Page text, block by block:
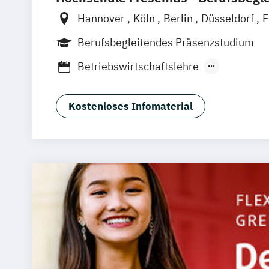
Hannover Köln Berlin Düsseldorf
Hamburg
Idstein München
Online-Campus
Erfurt Stuttgart Braunschweig
Berufsbegleitendes Präsenzstudium
Betriebswirtschaftslehre
Kostenloses Infomaterial